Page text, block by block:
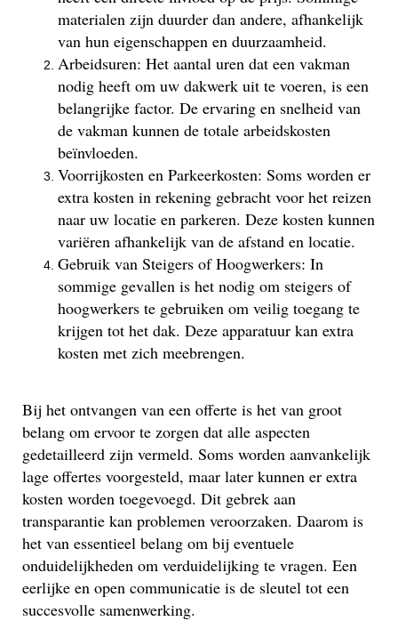
materialen zijn duurder dan andere, afhankelijk
van hun eigenschappen en duurzaamheid.
Arbeidsuren: Het aantal uren dat een vakman
nodig heeft om uw dakwerk uit te voeren, is een
belangrijke factor. De ervaring en snelheid van
de vakman kunnen de totale arbeidskosten
beïnvloeden.
Voorrijkosten en Parkeerkosten: Soms worden er
extra kosten in rekening gebracht voor het reizen
naar uw locatie en parkeren. Deze kosten kunnen
variëren afhankelijk van de afstand en locatie.
Gebruik van Steigers of Hoogwerkers: In
sommige gevallen is het nodig om steigers of
hoogwerkers te gebruiken om veilig toegang te
krijgen tot het dak. Deze apparatuur kan extra
kosten met zich meebrengen.
Bij het ontvangen van een offerte is het van groot
belang om ervoor te zorgen dat alle aspecten
gedetailleerd zijn vermeld. Soms worden aanvankelijk
lage offertes voorgesteld, maar later kunnen er extra
kosten worden toegevoegd. Dit gebrek aan
transparantie kan problemen veroorzaken. Daarom is
het van essentieel belang om bij eventuele
onduidelijkheden om verduidelijking te vragen. Een
eerlijke en open communicatie is de sleutel tot een
succesvolle samenwerking.